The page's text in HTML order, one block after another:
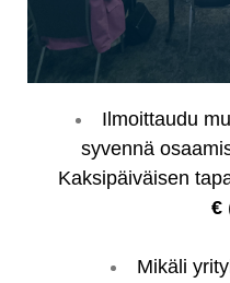
Ilmoittaudu
syvennä
Kaksipäiväisen
€
Mikäli